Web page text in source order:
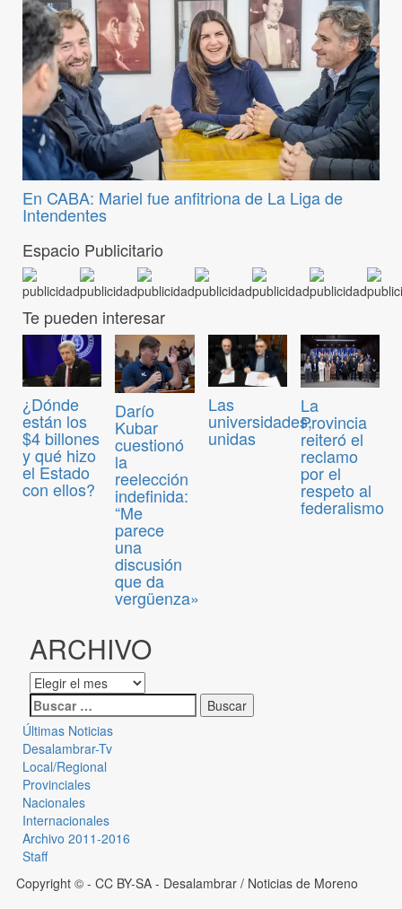
En CABA: Mariel fue anfitriona de La Liga de
Intendentes
Espacio Publicitario
Te pueden interesar
¿Dónde
están los
$4 billones
y qué hizo
el Estado
con ellos?
Darío
Kubar
cuestionó
la
reelección
indefinida:
“Me
parece
una
discusión
que da
vergüenza»
Las
universidades,
unidas
La
Provincia
reiteró el
reclamo
por el
respeto al
federalismo
ARCHIVO
Últimas Noticias
Desalambrar-Tv
Local/Regional
Provinciales
Nacionales
Internacionales
Archivo 2011-2016
Staff
Copyright © - CC BY-SA - Desalambrar / Noticias de Moreno